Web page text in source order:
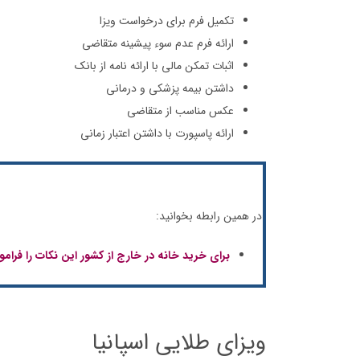
تکمیل فرم برای درخواست ویزا
ارائه فرم عدم سوء پیشینه متقاضی
اثبات تمکن مالی با ارائه نامه از بانک
داشتن بیمه پزشکی و درمانی
عکس مناسب از متقاضی
ارائه پاسپورت با داشتن اعتبار زمانی
در همین رابطه بخوانید:
برای خرید خانه در خارج از کشور این نکات را
ویزای طلایی اسپانیا